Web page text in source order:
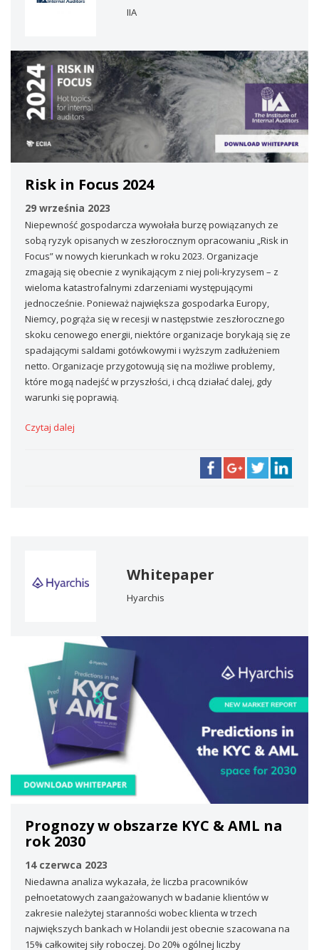
IIA
Risk in Focus 2024
29 września 2023
Niepewność gospodarcza wywołała burzę powiązanych ze
sobą ryzyk opisanych w zeszłorocznym opracowaniu „Risk in
Focus” w nowych kierunkach w roku 2023. Organizacje
zmagają się obecnie z wynikającym z niej poli-kryzysem – z
wieloma katastrofalnymi zdarzeniami występującymi
jednocześnie. Ponieważ największa gospodarka Europy,
Niemcy, pogrąża się w recesji w następstwie zeszłorocznego
skoku cenowego energii, niektóre organizacje borykają się ze
spadającymi saldami gotówkowymi i wyższym zadłużeniem
netto. Organizacje przygotowują się na możliwe problemy,
które mogą nadejść w przyszłości, i chcą działać dalej, gdy
warunki się poprawią.
Czytaj dalej
Whitepaper
Hyarchis
Prognozy w obszarze KYC & AML na
rok 2030
14 czerwca 2023
Niedawna analiza wykazała, że ​​liczba pracowników
pełnoetatowych zaangażowanych w badanie klientów w
zakresie należytej staranności wobec klienta w trzech
największych bankach w Holandii jest obecnie szacowana na
15% całkowitej siły roboczej. Do 20% ogólnej liczby